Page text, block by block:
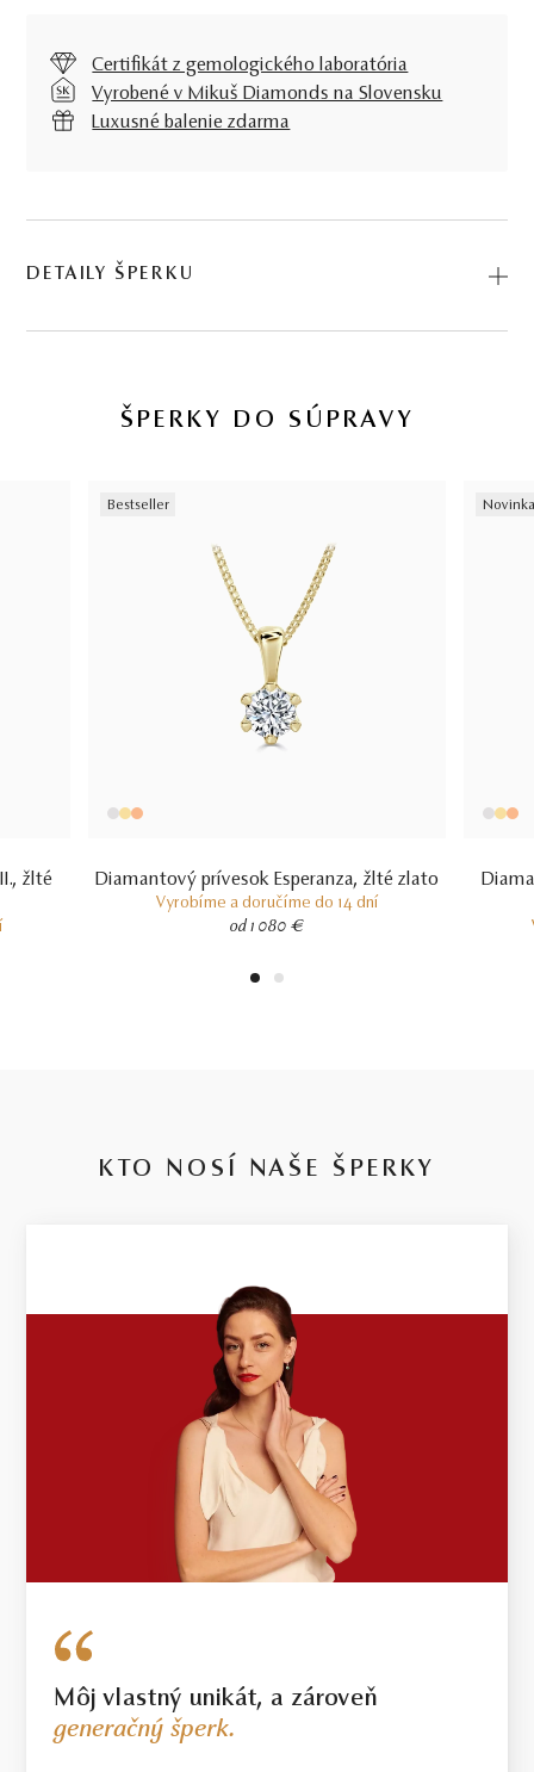
Certifikát z gemologického laboratória
Vyrobené v Mikuš Diamonds na Slovensku
Luxusné balenie zdarma
DETAILY ŠPERKU
234500209_050.ŠPERKY DO SÚPRAVY
žlté
Bestseller
Diamantový prívesok Esperanza, žlté zlato
Vyrobíme a doručíme do 14 dní
od 1 080 €
Novinka
1 2
KTO NOSÍ NAŠE ŠPERKY
Môj vlastný unikát, a zároveň
generačný šperk.